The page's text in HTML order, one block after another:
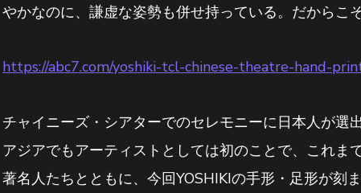
やかなのに、謙虚な姿勢も併せ持っている。だからこ
https://abc7.com/yoshiki-tcl-chinese-theatre-hand-
チャイニーズ・シアターでのセレモニーに日本人が選
アジアでもアーティストとしては初のことで、これ
著名人たちとともに、今回YOSHIKIの手形・足形が